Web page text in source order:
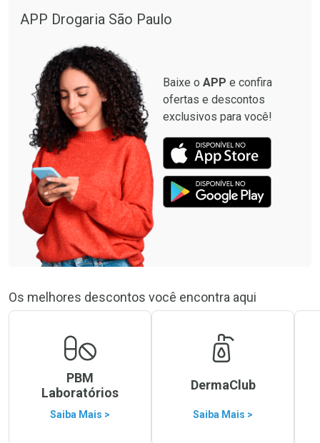
APP Drogaria São Paulo
Baixe o APP e confira
ofertas e descontos
exclusivos para você!
Os melhores descontos você encontra aqui
PBM
Laboratórios
Saiba Mais >
DermaClub
Saiba Mais >